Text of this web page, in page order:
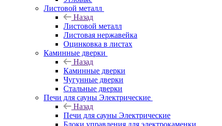
Листовой металл
Назад
Листовой металл
Листовая нержавейка
Оцинковка в листах
Каминные дверки
Назад
Каминные дверки
Чугунные дверки
Стальные дверки
Печи для сауны Электрические
Назад
Печи для сауны Электрические
Блоки управления для электрокаменки